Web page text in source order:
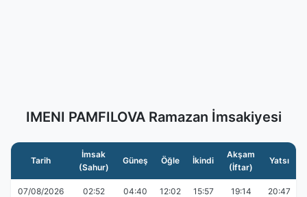
IMENI PAMFILOVA Ramazan İmsakiyesi
Tarih
İmsak
(Sahur)
Güneş Öğle İkindi
Akşam
(İftar)
Yatsı
07/08/2026 02:52 04:40 12:02 15:57 19:14 20:47